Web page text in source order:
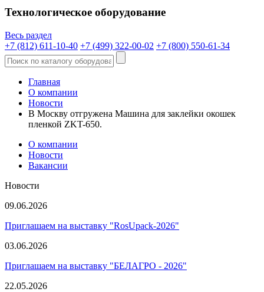
Технологическое оборудование
Весь раздел
+7 (812) 611-10-40 +7 (499) 322-00-02 +7 (800) 550-61-34
Главная
О компании
Новости
В Москву отгружена Машина для заклейки окошек
пленкой ZKT-650.
О компании
Новости
Вакансии
Новости
09.06.2026
Приглашаем на выставку "RosUpack-2026"
03.06.2026
Приглашаем на выставку "БЕЛАГРО - 2026"
22.05.2026